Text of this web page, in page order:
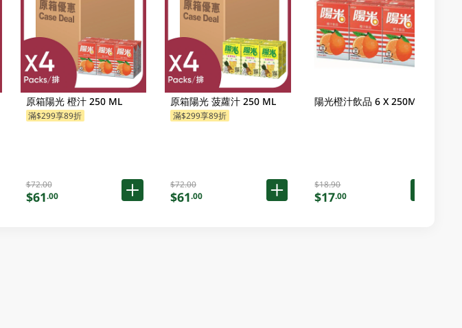
原箱陽光 橙汁 250 ML
滿$299享89折
$72.00
$61.00
原箱陽光 菠蘿汁 250 ML
滿$299享89折
$72.00
$61.00
陽光橙汁飲品 6 X 250ML
$18.90
$17.00